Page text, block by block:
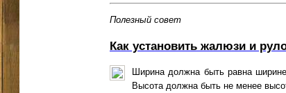
Полезный совет
Как установить жалюзи и
Ширина должна быть равна
Высота должна быть не менее